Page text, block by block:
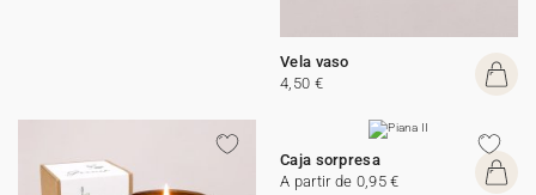
Vela vaso
4,50 €
Caja sorpresa
A partir de 0,95 €